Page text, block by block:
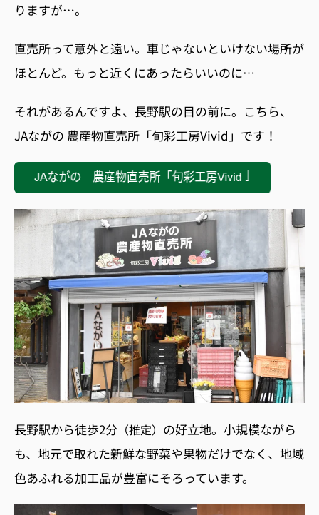
りますが…。
直売所って意外と遠い。車じゃないといけない場所が
ほとんど。もっと近くにあったらいいのに…
それがあるんですよ、長野駅の目の前に。こちら、
JAながの 農産物直売所「旬彩工房Vivid」です！
長野駅から徒歩2分 （推定） の好立地。小規模ながら
も、地元で取れた新鮮な野菜や果物だけでなく、地域
色あふれる加工品が豊富にそろっています。